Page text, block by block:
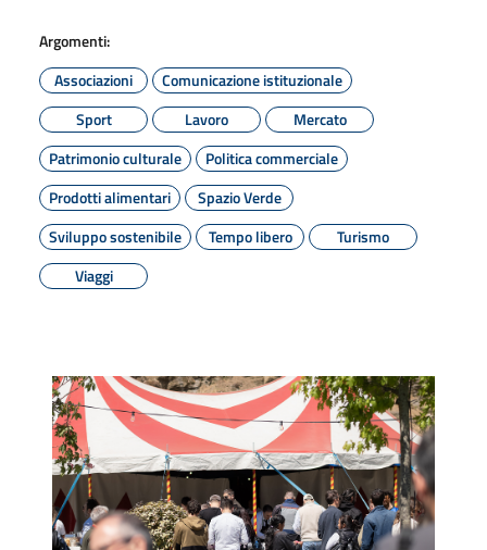
Argomenti:
Associazioni
Comunicazione istituzionale
Sport
Lavoro
Mercato
Patrimonio culturale
Politica commerciale
Prodotti alimentari
Spazio Verde
Sviluppo sostenibile
Tempo libero
Turismo
Viaggi